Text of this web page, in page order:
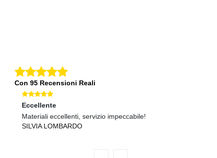
Con 95 Recensioni Reali
Eccellente
Materiali eccellenti, servizio impeccabile!
SILVIA LOMBARDO